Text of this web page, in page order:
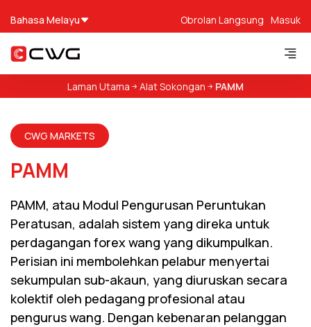
Bahasa Melayu Obrolan Langsung Masuk
Laman Utama Alat Sokongan PAMM
CWG MARKETS
PAMM
PAMM, atau Modul Pengurusan Peruntukan
Peratusan, adalah sistem yang direka untuk
perdagangan forex wang yang dikumpulkan.
Perisian ini membolehkan pelabur menyertai
sekumpulan sub-akaun, yang diuruskan secara
kolektif oleh pedagang profesional atau
pengurus wang. Dengan kebenaran pelanggan